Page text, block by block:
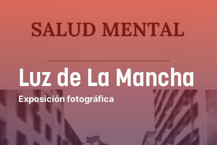
Luz de La Mancha
Exposición fotográfica